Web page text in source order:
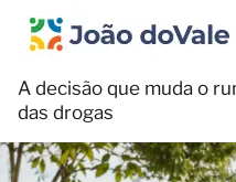
A decisão que muda o
das drogas